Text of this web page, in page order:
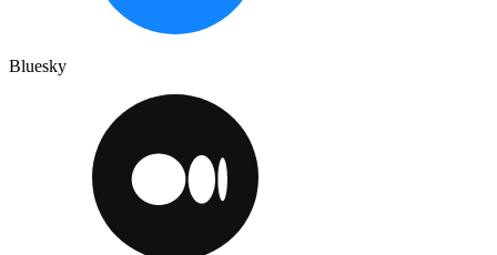
Bluesky